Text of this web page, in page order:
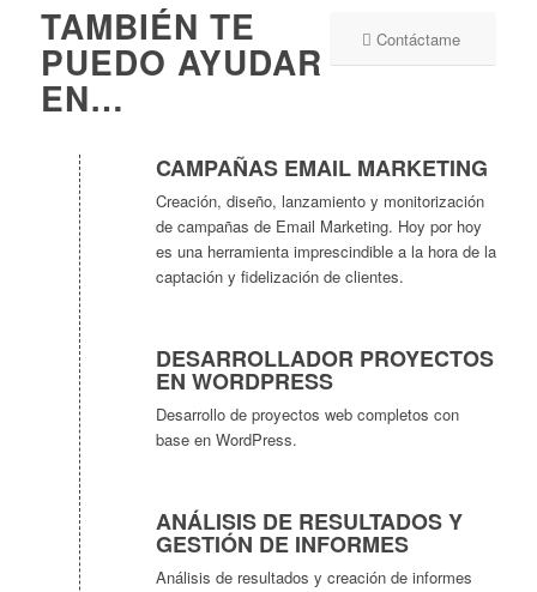
Contáctame
TAMBIÉN TE
PUEDO AYUDAR
EN…
CAMPAÑAS EMAIL MARKETING
Creación, diseño, lanzamiento y monitorización
de campañas de Email Marketing. Hoy por hoy
es una herramienta imprescindible a la hora de la
captación y fidelización de clientes.
DESARROLLADOR PROYECTOS
EN WORDPRESS
Desarrollo de proyectos web completos con
base en WordPress.
ANÁLISIS DE RESULTADOS Y
GESTIÓN DE INFORMES
Análisis de resultados y creación de informes